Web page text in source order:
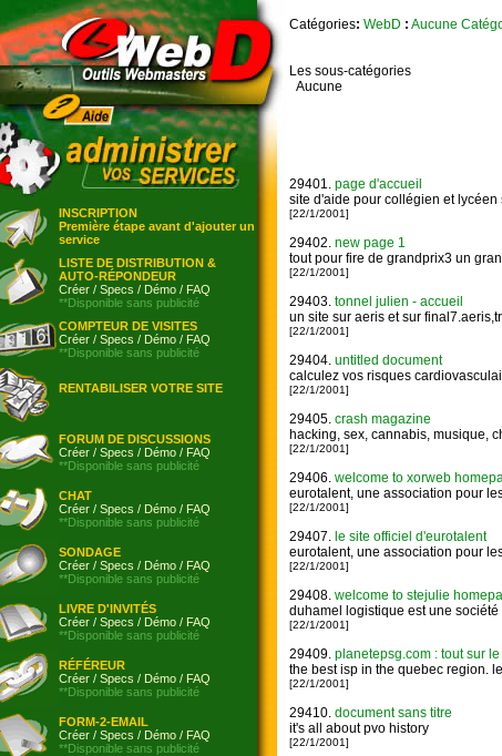
INSCRIPTION
Première étape avant d'ajouter un
service
LISTE DE DISTRIBUTION &
AUTO-RÉPONDEUR
Créer / Specs / Démo / FAQ
**Disponible sans publicité
COMPTEUR DE VISITES
Créer / Specs / Démo / FAQ
**Disponible sans publicité
RENTABILISER VOTRE SITE
FORUM DE DISCUSSIONS
Créer / Specs / Démo / FAQ
**Disponible sans publicité
CHAT
Créer / Specs / Démo / FAQ
**Disponible sans publicité
SONDAGE
Créer / Specs / Démo / FAQ
**Disponible sans publicité
LIVRE D'INVITÉS
Créer / Specs / Démo / FAQ
**Disponible sans publicité
RÉFÉREUR
Créer / Specs / Démo / FAQ
**Disponible sans publicité
FORM-2-EMAIL
Créer / Specs / Démo / FAQ
**Disponible sans publicité
Catégories: WebD : Aucune
Les sous-catégories
Aucune
29401. page d'accueil
site d'aide pour collégien et
[22/1/2001]
29402. new page 1
tout pour fire de grandprix3 un
[22/1/2001]
29403. tonnel julien - accueil
un site sur aeris et sur
[22/1/2001]
29404. untitled document
calculez vos risques
[22/1/2001]
29405. crash magazine
hacking, sex, cannabis, musique,
[22/1/2001]
29406. welcome to xorweb
eurotalent, une association pour
[22/1/2001]
29407. le site officiel d'eurotalent
eurotalent, une association pour
[22/1/2001]
29408. welcome to stejulie
duhamel logistique est une
[22/1/2001]
29409. planetepsg.com : tout sur le
the best isp in the quebec region.
[22/1/2001]
29410. document sans titre
it's all about pvo history
[22/1/2001]